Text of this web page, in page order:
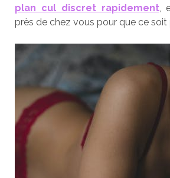
plan cul discret rapidement,
près de chez vous pour que ce soit